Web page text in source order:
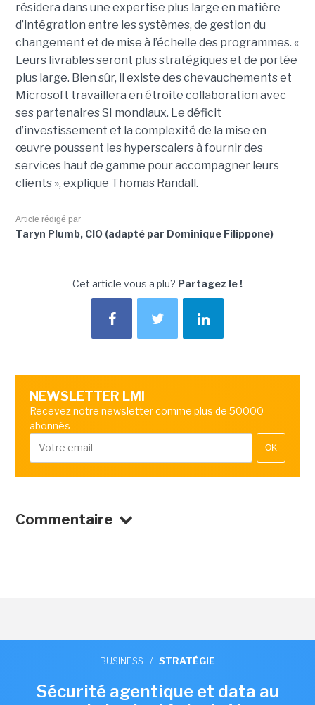
résidera dans une expertise plus large en matière
d’intégration entre les systèmes, de gestion du
changement et de mise à l’échelle des programmes. «
Leurs livrables seront plus stratégiques et de portée
plus large. Bien sûr, il existe des chevauchements et
Microsoft travaillera en étroite collaboration avec
ses partenaires SI mondiaux. Le déficit
d’investissement et la complexité de la mise en
œuvre poussent les hyperscalers à fournir des
services haut de gamme pour accompagner leurs
clients », explique Thomas Randall.
Article rédigé par
Taryn Plumb, CIO (adapté par Dominique Filippone)
Cet article vous a plu? Partagez le !
NEWSLETTER LMI
Recevez notre newsletter comme plus de 50000
abonnés
OK
Commentaire
BUSINESS / STRATÉGIE
Sécurité agentique et data au